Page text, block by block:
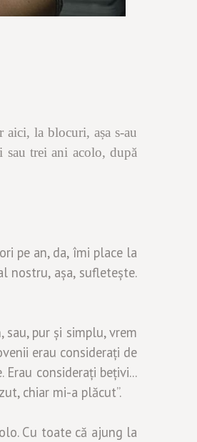
aici, la blocuri, așa s-au
sau trei ani acolo, după
pe an, da, îmi place la
nostru, așa, sufletește.
pur și simplu, vrem
erau considerați de
Erau considerați bețivi...
chiar mi-a plăcut”.
Cu toate că ajung la